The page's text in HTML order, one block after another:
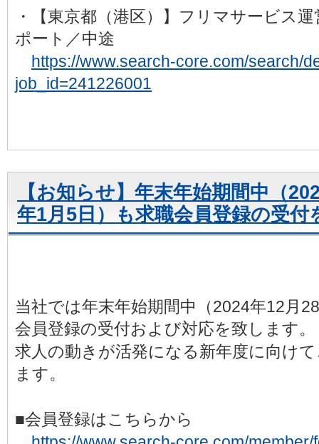
・【東京都（港区）】フリマサービス
ポート／中途
https://www.search-core.com/search/
job_id=241226001
【お知らせ】年末年始期間中（
年1月5日）も求職会員登録の受付
当社では年末年始期間中（2024年12月
会員登録の受付および対応を致します。
求人の動きが活発になる新年度に向け
ます。
■会員登録はこちらから